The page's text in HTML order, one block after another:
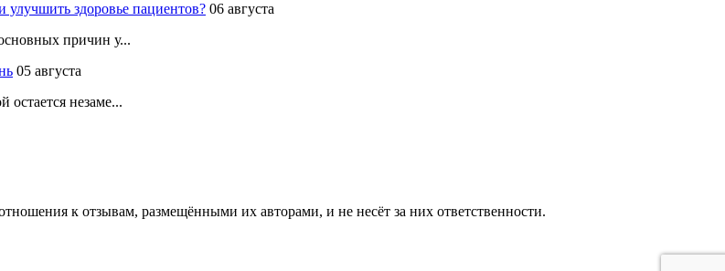
здоровье пациентов? 06 августа
причин у...
05 августа
остается незаме...
к отзывам, размещёнными их авторами, и не несёт за них ответственности.